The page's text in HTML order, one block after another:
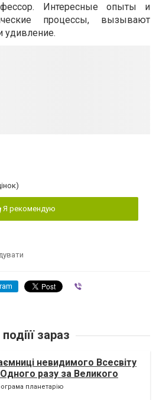
Интересные опыты и
процессы, вызывают
удивление.
Я рекомендую
подіїї зараз
невидимого Всесвіту
разу за Великого
планетарію